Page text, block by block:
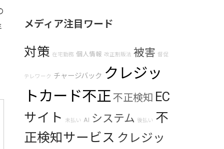
メディア注目ワード
対策 在宅勤務 個人情報 改正割販法 被害 督促
テレワーク チャージバック クレジッ
トカード不正不正検知 EC
サイト
未払い AI システム 後払い 不
正検知サービス クレジッ